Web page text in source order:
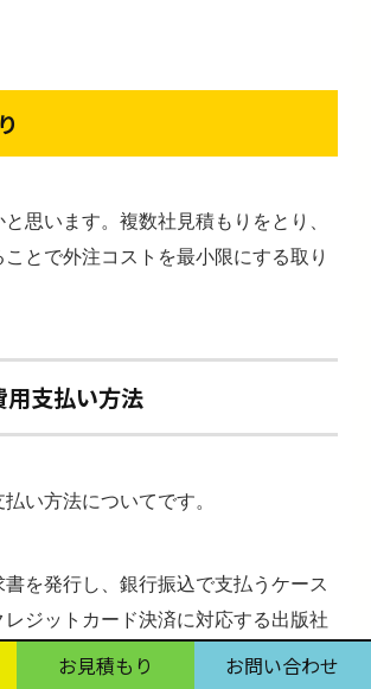
思います。複数社見積もりをとり、
とで外注コストを最小限にする取り
用支払い方法
い方法についてです。
を発行し、銀行振込で支払うケース
ジットカード決済に対応する出版社
るでしょう。
お見積もり お問い合わせ